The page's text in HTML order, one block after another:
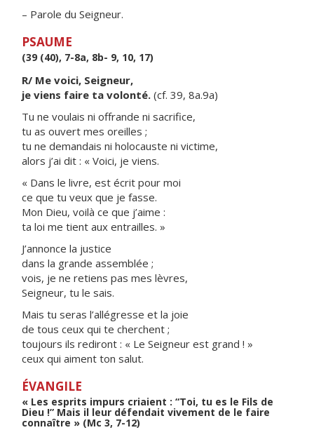
– Parole du Seigneur.
PSAUME
(39 (40), 7-8a, 8b- 9, 10, 17)
R/ Me voici, Seigneur,
je viens faire ta volonté. (cf. 39, 8a.9a)
Tu ne voulais ni offrande ni sacrifice,
tu as ouvert mes oreilles ;
tu ne demandais ni holocauste ni victime,
alors j’ai dit : « Voici, je viens.
« Dans le livre, est écrit pour moi
ce que tu veux que je fasse.
Mon Dieu, voilà ce que j’aime :
ta loi me tient aux entrailles. »
J’annonce la justice
dans la grande assemblée ;
vois, je ne retiens pas mes lèvres,
Seigneur, tu le sais.
Mais tu seras l’allégresse et la joie
de tous ceux qui te cherchent ;
toujours ils rediront : « Le Seigneur est grand ! »
ceux qui aiment ton salut.
ÉVANGILE
« Les esprits impurs criaient : “Toi, tu es le Fils de
Dieu !” Mais il leur défendait vivement de le faire
connaître » (Mc 3, 7-12)